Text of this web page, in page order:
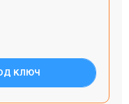
КЛЮЧ